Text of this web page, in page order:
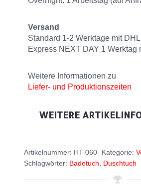
Versand
Standard 1-2 Werktage mit DHL
Express NEXT DAY 1 Werktag
Weitere Informationen zu
Liefer- und Produktionszeiten
WEITERE
Artikelnummer: HT-060 Kategorie:
Schlagwörter: Badetuch Duschtuch